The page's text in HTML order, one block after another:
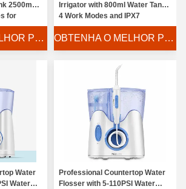
2500mAh
for
OBTENHA O MELHOR PREÇO
Irrigator with 800ml Water Tank
4 Work Modes and IPX7
Waterproof for Teeth Cleaning
Household and Travel Use
OBTENHA O MELHOR PREÇO
Water
Water
Professional Countertop Water
Flosser with 5-110PSI Water